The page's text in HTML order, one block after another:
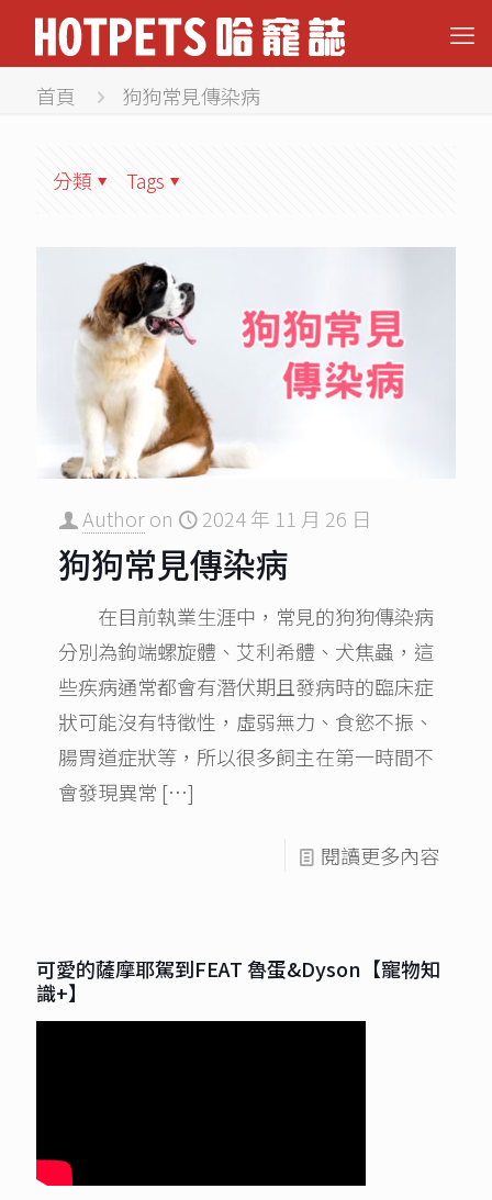
首頁 狗狗常見傳染病
分類 Tags
Authoron 2024 年 11 月 26 日
狗狗常見傳染病
在目前執業生涯中，常見的狗狗傳染病
分別為鉤端螺旋體、艾利希體、犬焦蟲，這
些疾病通常都會有潛伏期且發病時的臨床症
狀可能沒有特徵性，虛弱無力、食慾不振、
腸胃道症狀等，所以很多飼主在第一時間不
會發現異常 […]
閱讀更多內容
可愛的薩摩耶駕到FEAT 魯蛋&Dyson【寵物知
識+】